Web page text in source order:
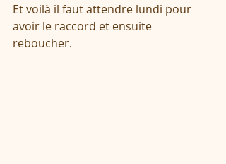
Et voilà il faut attendre lundi pour
avoir le raccord et ensuite
reboucher.